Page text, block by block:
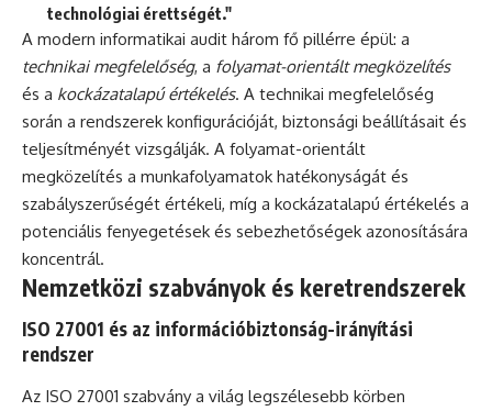
technológiai érettségét."
A modern informatikai audit három fő pillérre épül: a
technikai megfelelőség, a folyamat-orientált megközelítés
és a kockázatalapú értékelés. A technikai megfelelőség
során a rendszerek konfigurációját, biztonsági beállításait és
teljesítményét vizsgálják. A folyamat-orientált
megközelítés a munkafolyamatok hatékonyságát és
szabályszerűségét értékeli, míg a kockázatalapú értékelés a
potenciális fenyegetések és sebezhetőségek azonosítására
koncentrál.
Nemzetközi szabványok és keretrendszerek
ISO 27001 és az információbiztonság-irányítási
rendszer
Az ISO 27001 szabvány a világ legszélesebb körben